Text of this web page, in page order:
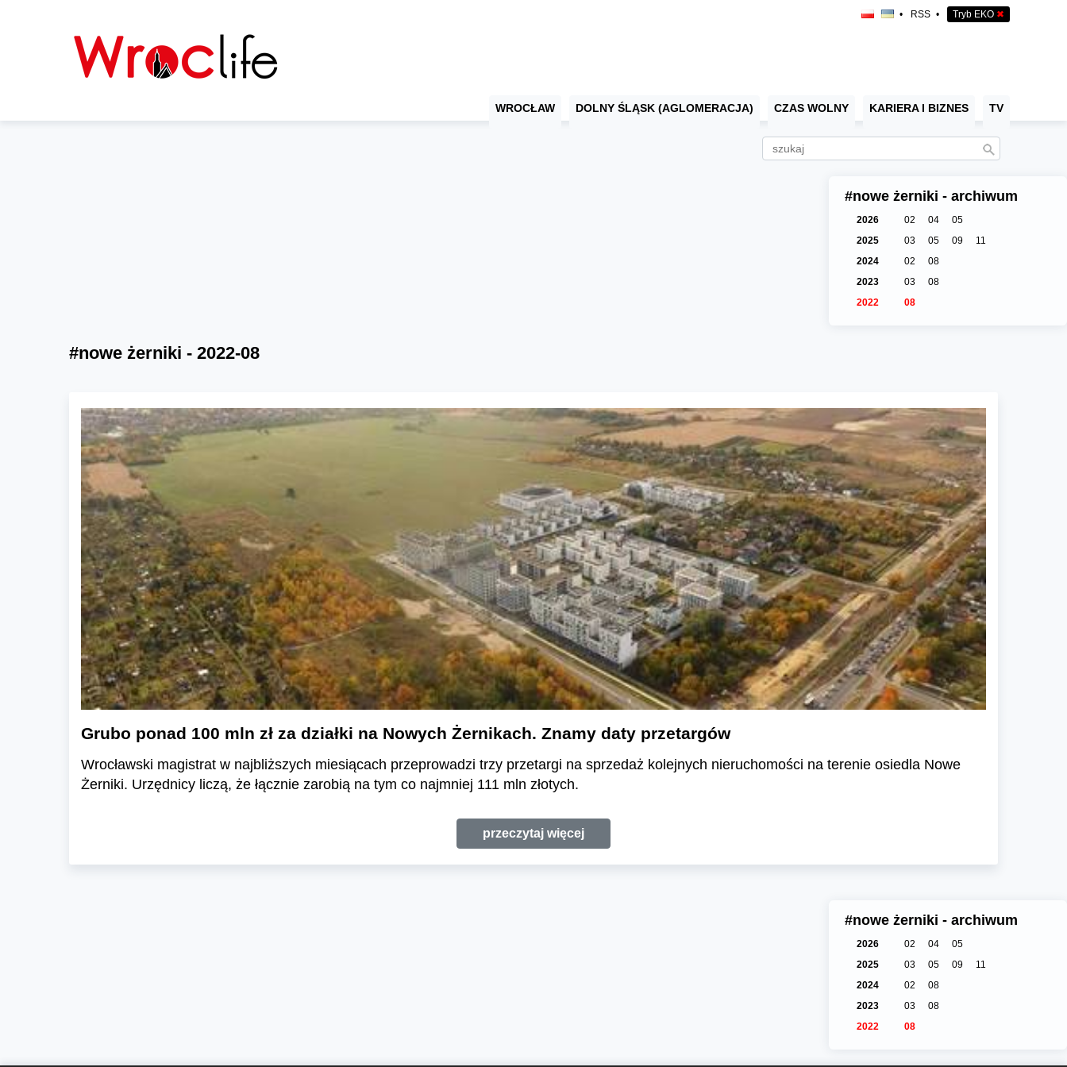
• RSS • Tryb EKO ✖
WROCŁAW DOLNY ŚLĄSK (AGLOMERACJA) CZAS WOLNY KARIERA I BIZNES TV
#nowe żerniki - archiwum
2026 02 04
05
2025
03 05 09
11
2024
02
08
2023
03
08
2022
08
#nowe żerniki - 2022-08
Grubo ponad 100 mln zł za działki na Nowych Żernikach. Znamy daty przetargów
Wrocławski magistrat w najbliższych miesiącach przeprowadzi trzy przetargi na sprzedaż kolejnych nieruchomości na terenie osiedla Nowe
Żerniki. Urzędnicy liczą, że łącznie zarobią na tym co najmniej 111 mln złotych.
przeczytaj więcej
#nowe żerniki - archiwum
2026 02 04
05
2025
03 05 09
11
2024
02
08
2023
03
08
2022
08